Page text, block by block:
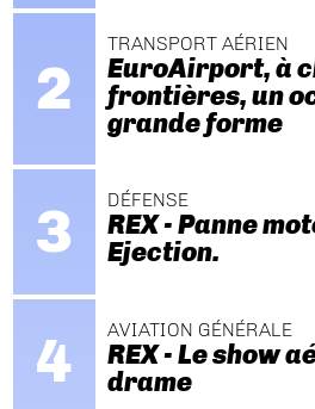
TRANSPORT AÉRIEN
EuroAirport, à
frontières, un
grande forme
DÉFENSE
REX - Panne
Ejection.
AVIATION GÉNÉRALE
REX - Le show
drame